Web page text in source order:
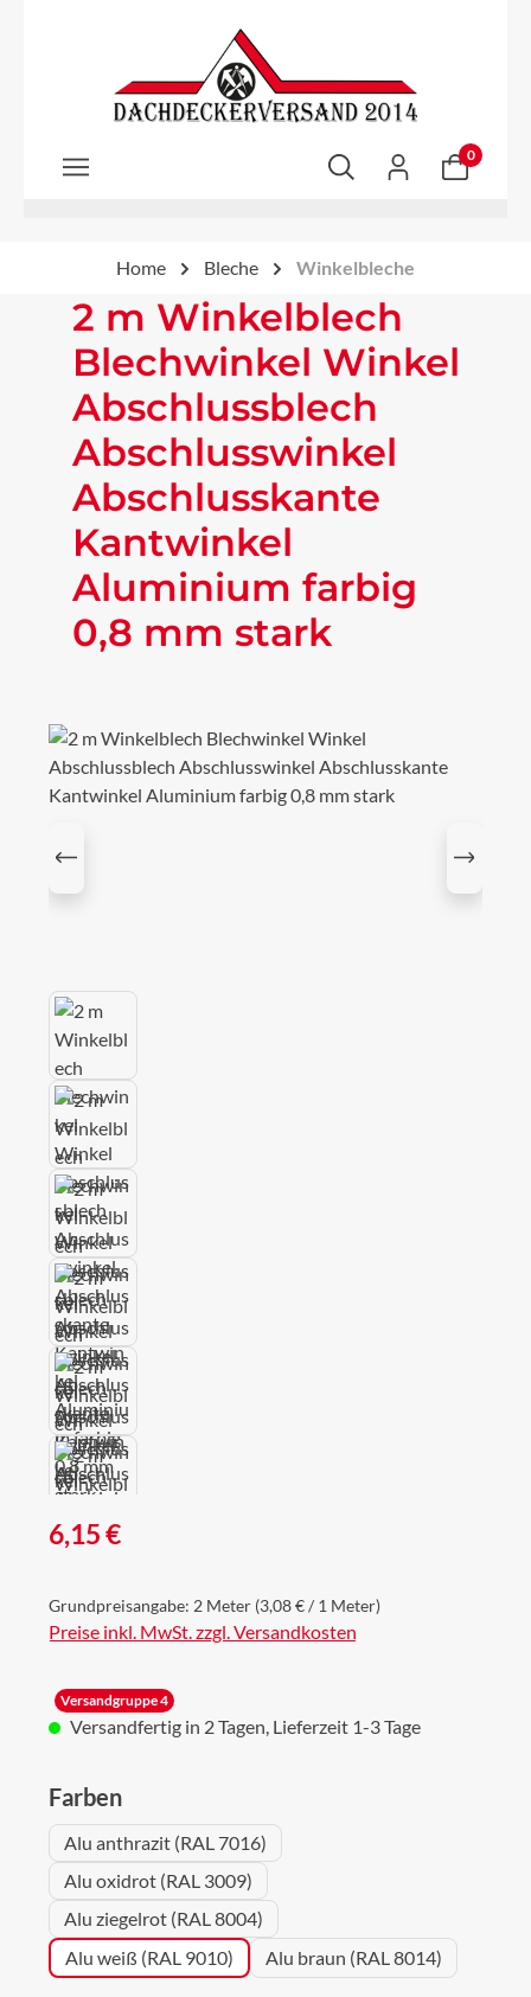
Zum Hauptinhalt springen
0
Home Bleche Winkelbleche
2 m Winkelblech
Blechwinkel Winkel
Abschlussblech
Abschlusswinkel
Abschlusskante
Kantwinkel
Aluminium farbig
0,8 mm stark
Bildergalerie überspringen
Regulärer Preis:
6,15 €
Grundpreisangabe: 2 Meter (3,08 € / 1 Meter)
Preise inkl. MwSt. zzgl. Versandkosten
Versandgruppe 4
Versandfertig in 2 Tagen, Lieferzeit 1-3 Tage
Farbenauswählen
Alu anthrazit (RAL 7016)
Alu oxidrot (RAL 3009)
Alu ziegelrot (RAL 8004)
Alu weiß (RAL 9010)
Alu braun (RAL 8014)